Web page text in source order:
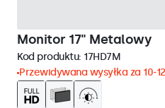
Monitor 17" Metalowy
Kod produktu: 17HD7M
Przewidywana wysyłka za 10-